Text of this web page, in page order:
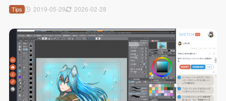
2019-05-29 2026-02-28
Tips